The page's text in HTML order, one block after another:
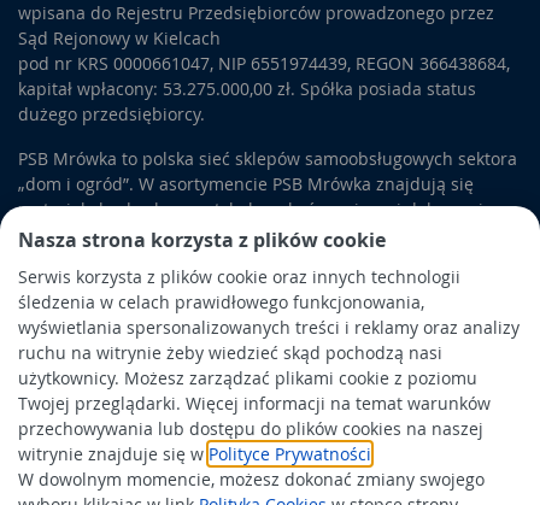
Nasza strona korzysta z plików cookie
Serwis korzysta z plików cookie oraz innych technologii
śledzenia w celach prawidłowego funkcjonowania,
wyświetlania spersonalizowanych treści i reklamy oraz analizy
ruchu na witrynie żeby wiedzieć skąd pochodzą nasi
użytkownicy. Możesz zarządzać plikami cookie z poziomu
Twojej przeglądarki. Więcej informacji na temat warunków
przechowywania lub dostępu do plików cookies na naszej
witrynie znajduje się w Polityce Prywatności
W dowolnym momencie, możesz dokonać zmiany swojego
wpisana do Rejestru Przedsiębiorców prowadzonego przez
Sąd Rejonowy w Kielcach
pod nr KRS 0000661047, NIP 6551974439, REGON 366438684,
kapitał wpłacony: 53.275.000,00 zł. Spółka posiada status
dużego przedsiębiorcy.
PSB Mrówka to polska sieć sklepów samoobsługowych sektora
„dom i ogród”. W asortymencie PSB Mrówka znajdują się
materiały budowlane, artykuły wykończeniowe i dekoracyjne,
wyposażenie łazienek i kuchni, elektronarzędzia, a także
artykuły związane z ogrodem i otoczeniem domu.
Obowiązek informacyjny
Polityka prywatności
Polityka Cookies
Odbiór zużytego sprzętu
Wspierają nas: